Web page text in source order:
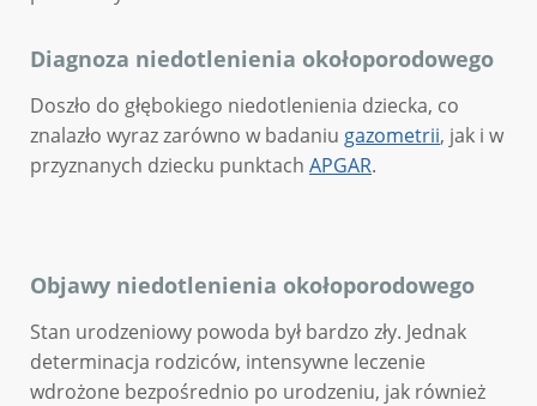
Diagnoza niedotlenienia okołoporodowego
Doszło do głębokiego niedotlenienia dziecka, co
znalazło wyraz zarówno w badaniu gazometrii, jak i w
przyznanych dziecku punktach APGAR.
Objawy niedotlenienia okołoporodowego
Stan urodzeniowy powoda był bardzo zły. Jednak
determinacja rodziców, intensywne leczenie
wdrożone bezpośrednio po urodzeniu, jak również